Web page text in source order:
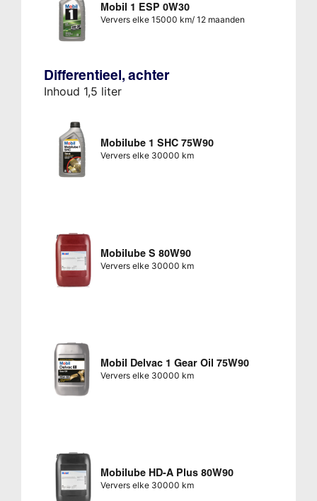
Mobil 1 ESP 0W30
Ververs elke 15000 km/ 12 maanden
Differentieel, achter
Inhoud 1,5 liter
Mobilube 1 SHC 75W90
Ververs elke 30000 km
Mobilube S 80W90
Ververs elke 30000 km
Mobil Delvac 1 Gear Oil 75W90
Ververs elke 30000 km
Mobilube HD-A Plus 80W90
Ververs elke 30000 km